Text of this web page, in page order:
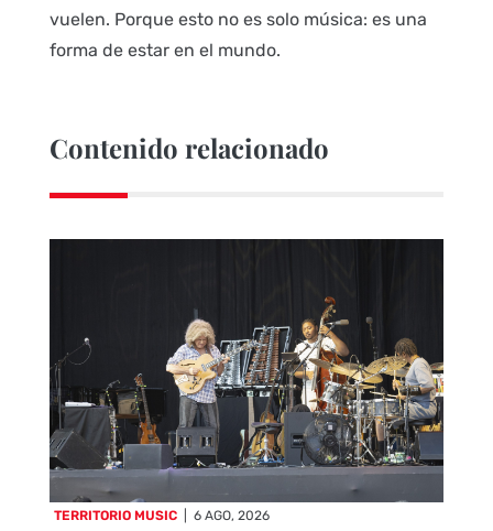
vuelen. Porque esto no es solo música: es una
forma de estar en el mundo.
Contenido relacionado
TERRITORIO MUSIC 6 AGO, 2026